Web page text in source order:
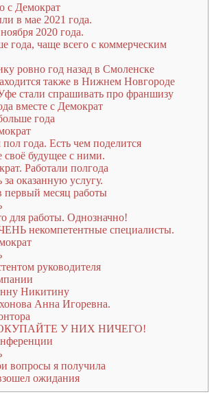
с Демократ
в мае 2021 года.
2020 года.
года, чаще всего с коммерческим
ровно год назад в Смоленске
также в Нижнем Новгороде
стали спрашивать про франшизу
вместе с Демократ
года
года. Есть чем поделится
своё будущее с ними.
Работали полгода
за оказанную услугу.
первый месяц работы
для работы. Однозначно!
некомпетентные специалисты.
руководителя
Никитину
Анна Игоревна.
У НИХ НИЧЕГО!
вопросы я получила
ожидания